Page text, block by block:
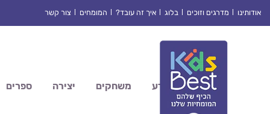
אודותינו מדרגים וזוכים בלוג איך זה עובד? המומחים צור קשר
מדע משחקים יצירה ספרים